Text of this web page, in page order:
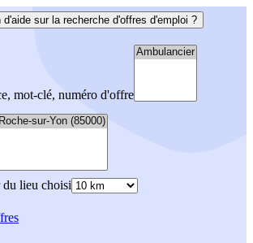
d'aide sur la recherche d'offres d'emploi ?
mot-clé, numéro d'offre
du lieu choisi